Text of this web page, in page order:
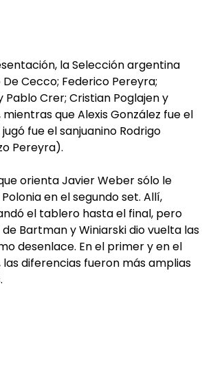
la Selección argentina
Cecco; Federico Pereyra;
Pablo Crer; Cristian Poglajen y
que Alexis González fue el
fue el sanjuanino Rodrigo
Pereyra).
orienta Javier Weber sólo le
en el segundo set. Allí,
el tablero hasta el final, pero
Bartman y Winiarski dio vuelta las
desenlace. En el primer y en el
diferencias fueron más amplias